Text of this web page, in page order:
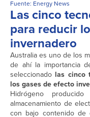
Fuente: Energy News
Las cinco
para reducir
invernadero
Australia es uno de los
de ahí la importancia
seleccionado las cinco
los gases de efecto
Hidrógeno
almacenamiento de
con bajo contenido de